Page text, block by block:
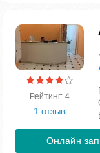
Рейтинг: 4
1 отзыв
Онлайн